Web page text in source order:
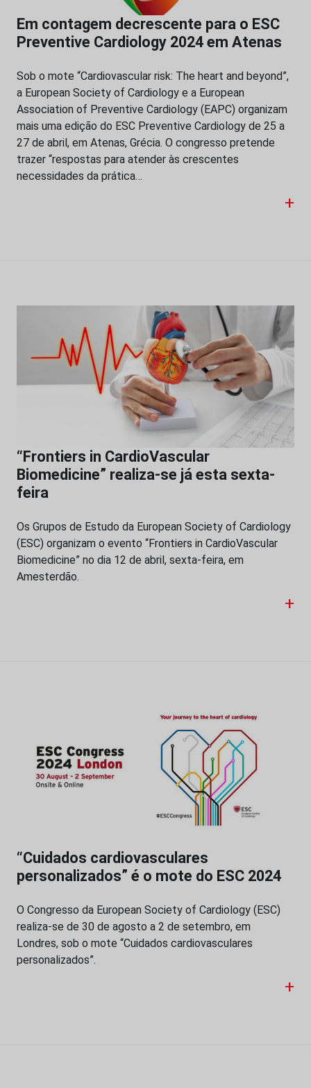
Em contagem decrescente para o ESC
Preventive Cardiology 2024 em Atenas
Sob o mote “Cardiovascular risk: The heart and beyond”,
a European Society of Cardiology e a European
Association of Preventive Cardiology (EAPC) organizam
mais uma edição do ESC Preventive Cardiology de 25 a
27 de abril, em Atenas, Grécia. O congresso pretende
trazer “respostas para atender às crescentes
necessidades da prática…
+
“Frontiers in CardioVascular
Biomedicine” realiza-se já esta sexta-
feira
Os Grupos de Estudo da European Society of Cardiology
(ESC) organizam o evento “Frontiers in CardioVascular
Biomedicine” no dia 12 de abril, sexta-feira, em
Amesterdão.
+
“Cuidados cardiovasculares
personalizados” é o mote do ESC 2024
O Congresso da European Society of Cardiology (ESC)
realiza-se de 30 de agosto a 2 de setembro, em
Londres, sob o mote “Cuidados cardiovasculares
personalizados”.
+